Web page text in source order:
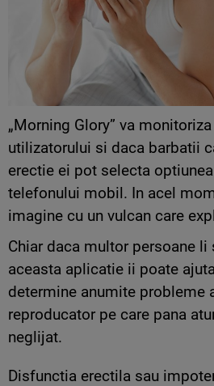
„Morning Glory” va
utilizatorului si daca barbatii
erectie ei pot selecta
telefonului mobil. In acel
imagine cu un vulcan care
Chiar daca multor persoane li
aceasta aplicatie ii poate
determine anumite probleme
reproducator pe care pana
neglijat.
Disfunctia erectila sau